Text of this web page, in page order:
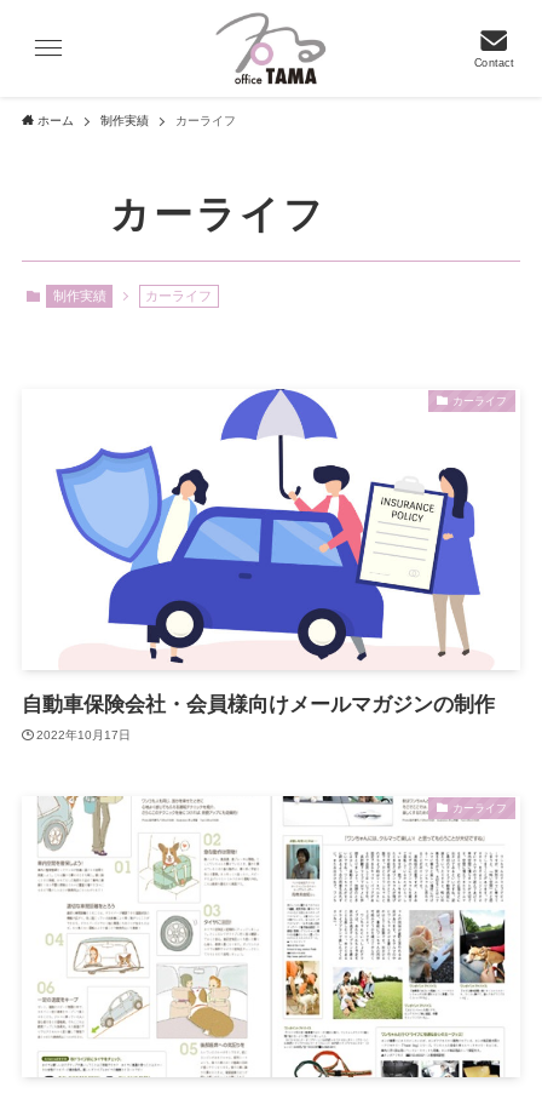
Contact
ホーム 制作実績 カーライフ
カーライフ
制作実績 カーライフ
カーライフ
自動車保険会社・会員様向けメールマガジンの制作
2022年10月17日
カーライフ